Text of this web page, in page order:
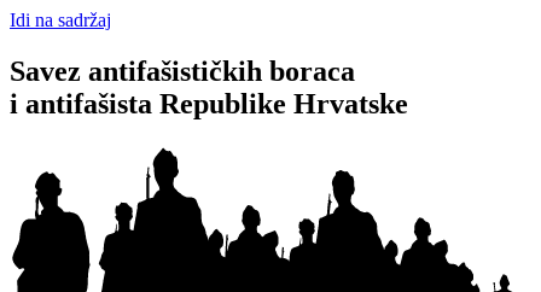
Idi na sadržaj
Savez antifašističkih boraca
i antifašista Republike Hrvatske